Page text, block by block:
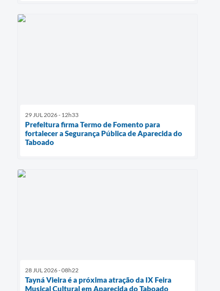
29 JUL 2026 - 12h33
Prefeitura firma Termo de Fomento para
fortalecer a Segurança Pública de Aparecida do
Taboado
28 JUL 2026 - 08h22
Tayná Vieira é a próxima atração da IX Feira
Musical Cultural em Aparecida do Taboado